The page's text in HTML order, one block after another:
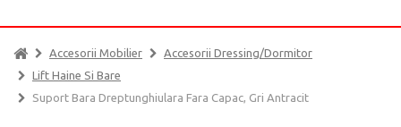
Accesorii Mobilier
Accesorii Dressing/dormitor
Lift Haine Si Bare
Suport Bara Dreptunghiulara Fara Capac, Gri Antracit